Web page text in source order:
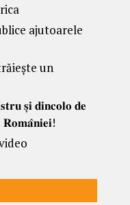
ajutoarele
un
𝐬̦𝐢 𝐝𝐢𝐧𝐜𝐨𝐥𝐨 𝐝𝐞
𝐑𝐨𝐦𝐚̂𝐧𝐢𝐞𝐢!